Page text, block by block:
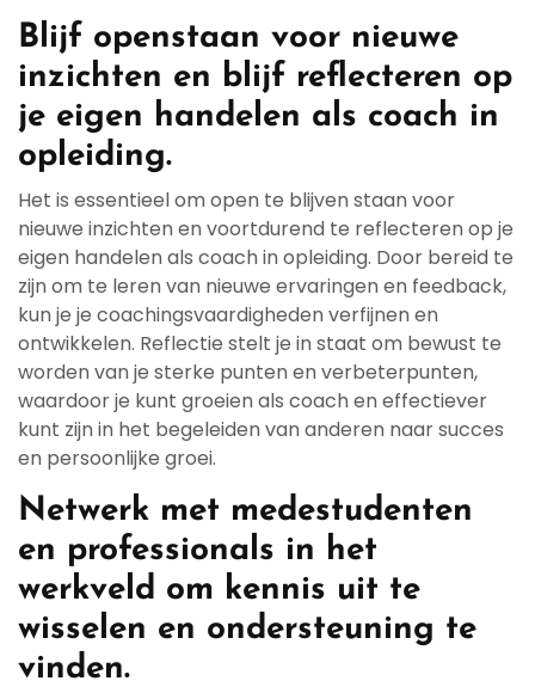
Blijf openstaan voor nieuwe
inzichten en blijf reflecteren op
je eigen handelen als coach in
opleiding.
Het is essentieel om open te blijven staan voor
nieuwe inzichten en voortdurend te reflecteren op je
eigen handelen als coach in opleiding. Door bereid te
zijn om te leren van nieuwe ervaringen en feedback,
kun je je coachingsvaardigheden verfijnen en
ontwikkelen. Reflectie stelt je in staat om bewust te
worden van je sterke punten en verbeterpunten,
waardoor je kunt groeien als coach en effectiever
kunt zijn in het begeleiden van anderen naar succes
en persoonlijke groei.
Netwerk met medestudenten
en professionals in het
werkveld om kennis uit te
wisselen en ondersteuning te
vinden.